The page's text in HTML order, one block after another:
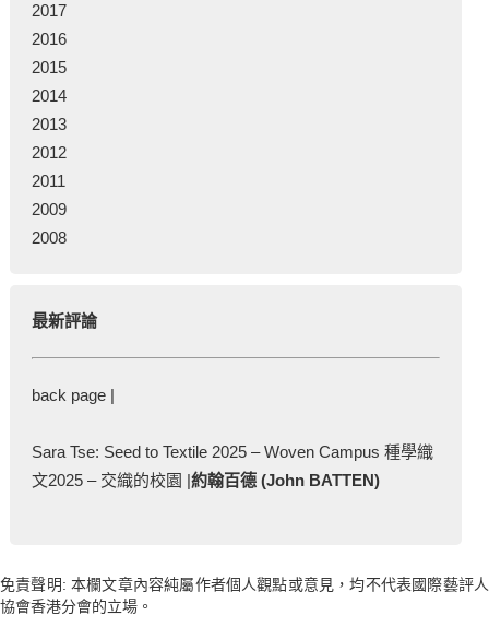
2017
2016
2015
2014
2013
2012
2011
2009
2008
最新評論
back page |
Sara Tse: Seed to Textile 2025 – Woven Campus 種學織
文2025 – 交織的校園 |約翰百德 (John BATTEN)
免責聲明: 本欄文章內容純屬作者個人觀點或意見，均不代表國際藝評人
協會香港分會的立場。